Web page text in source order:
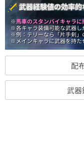
武器経験値の効率
※馬車のスタンバイキャラに
※各キャラ装備可能な武器し
※例：テリーなら「片手剣」
※メインキャラに武器を持た
配
武器